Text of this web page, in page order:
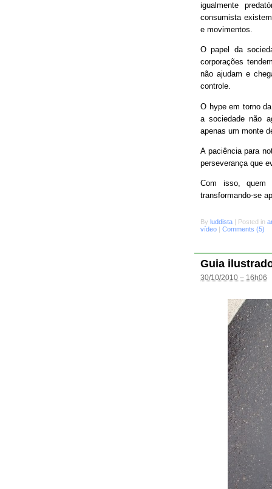
igualmente
consumista
e movimentos.
O papel da
corporações
não ajudam e
controle.
O hype em torno
a sociedade não
apenas um monte
A paciência para
perseverança que
Com isso, quem
transformando-se
By luddista | Posted in
vídeo | Comments (5)
Guia
30/10/2010 – 16h06